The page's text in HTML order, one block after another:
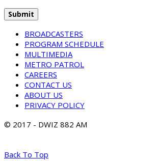
BROADCASTERS
PROGRAM SCHEDULE
MULTIMEDIA
METRO PATROL
CAREERS
CONTACT US
ABOUT US
PRIVACY POLICY
© 2017 - DWIZ 882 AM
Back To Top